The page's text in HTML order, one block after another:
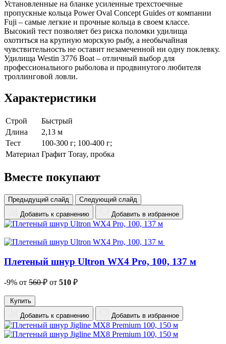
Установленные на бланке усиленные трехстоечные
пропускные кольца Power Oval Concept Guides от компании
Fuji – самые легкие и прочные кольца в своем классе.
Высокий тест позволяет без риска поломки удилища
охотиться на крупную морскую рыбу, а необычайная
чувствительность не оставит незамеченной ни одну поклевку.
Удилища Westin 3776 Boat – отличный выбор для
профессионального рыболова и продвинутого любителя
троллинговой ловли.
Характеристики
Строй
Быстрый
Длина
2,13 м
Тест
100-300 г; 100-400 г;
Материал Графит Toray, пробка
Вместе покупают
Предыдущий слайд
Следующий слайд
Добавить к сравнению
Добавить в избранное
Плетеный шнур Ultron WX4 Pro, 100, 137 м
-9% от 560₽ от 510 ₽
Купить
Добавить к сравнению
Добавить в избранное